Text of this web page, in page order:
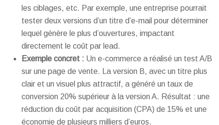
les ciblages, etc. Par exemple, une entreprise pourrait
tester deux versions d’un titre d’e-mail pour déterminer
lequel génère le plus d’ouvertures, impactant
directement le coût par lead.
Exemple concret : Un e-commerce a réalisé un test A/B
sur une page de vente. La version B, avec un titre plus
clair et un visuel plus attractif, a généré un taux de
conversion 20% supérieur à la version A. Résultat : une
réduction du coût par acquisition (CPA) de 15% et une
économie de plusieurs milliers d’euros.